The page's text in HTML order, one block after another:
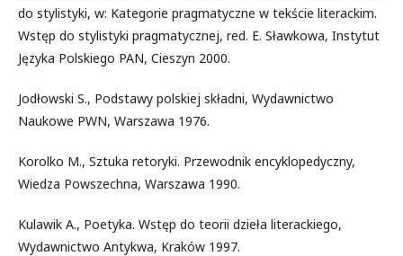
do stylistyki, w: Kategorie pragmatyczne w tekście literackim.
Wstęp do stylistyki pragmatycznej, red. E. Sławkowa, Instytut
Języka Polskiego PAN, Cieszyn 2000.
Jodłowski S., Podstawy polskiej składni, Wydawnictwo
Naukowe PWN, Warszawa 1976.
Korolko M., Sztuka retoryki. Przewodnik encyklopedyczny,
Wiedza Powszechna, Warszawa 1990.
Kulawik A., Poetyka. Wstęp do teorii dzieła literackiego,
Wydawnictwo Antykwa, Kraków 1997.